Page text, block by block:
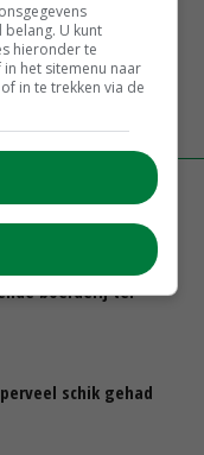
Twente en
meer problemen:
boerderij ter
schik gehad
U kunt
hieronder te
het sitemenu naar
in te trekken via de